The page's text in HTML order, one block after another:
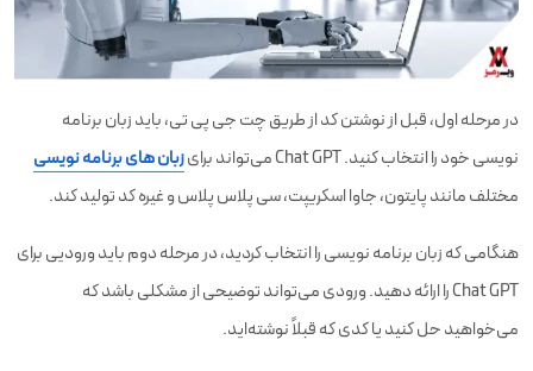
در مرحله اول، قبل از نوشتن کد از طریق چت جی پی تی، باید زبان برنامه
نویسی خود را انتخاب کنید. Chat GPT می‌تواند برای
زبان‌ های برنامه نویسی
مختلف مانند پایتون، جاوا اسکریپت، سی پلاس پلاس و غیره کد تولید کند.
هنگامی که زبان برنامه نویسی را انتخاب کردید، در مرحله دوم باید ورودیی برای
Chat GPT را ارائه دهید. ورودی می‌تواند توضیحی از مشکلی باشد که
می‌خواهید حل کنید یا کدی که قبلاً نوشته‌اید.